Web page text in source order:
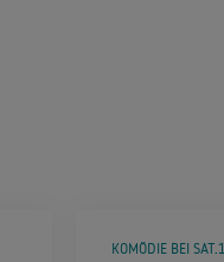
KOMÖDIE BEI SAT.1